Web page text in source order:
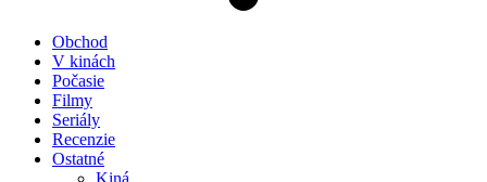
Obchod
V kinách
Počasie
Filmy
Seriály
Recenzie
Ostatné
Kiná